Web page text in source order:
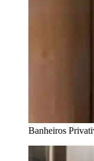
Banheiros